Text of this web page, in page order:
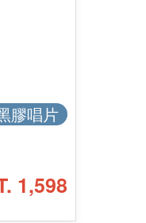
膠唱片
1,598